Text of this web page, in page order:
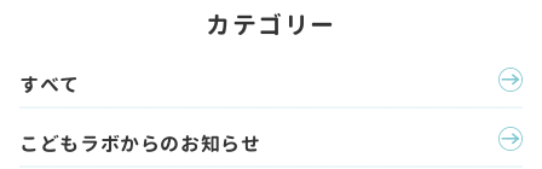
カテゴリー
すべて
こどもラボからのお知らせ